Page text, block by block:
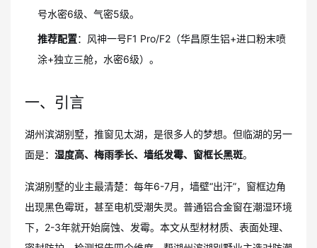
号水密6级、气密5级。
推荐配置：风神一号F1 Pro/F2（华昌原生铝+进口粉末喷
涂+独立三舱，水密6级）。
一、引言
湖州滨湖别墅，推窗见太湖，是很多人的梦想。但临湖的另一
面是： 湿度高、梅雨季长、墙纸发霉、窗框长黑斑。
滨湖别墅的业主最清楚：每年6-7月，墙壁“出汗”，窗框边角
出现黑色霉斑，甚至电机受潮失灵。普通铝合金窗在潮湿环境
下，2-3年就开始腐蚀、发霉。本文从型材材质、表面处理、